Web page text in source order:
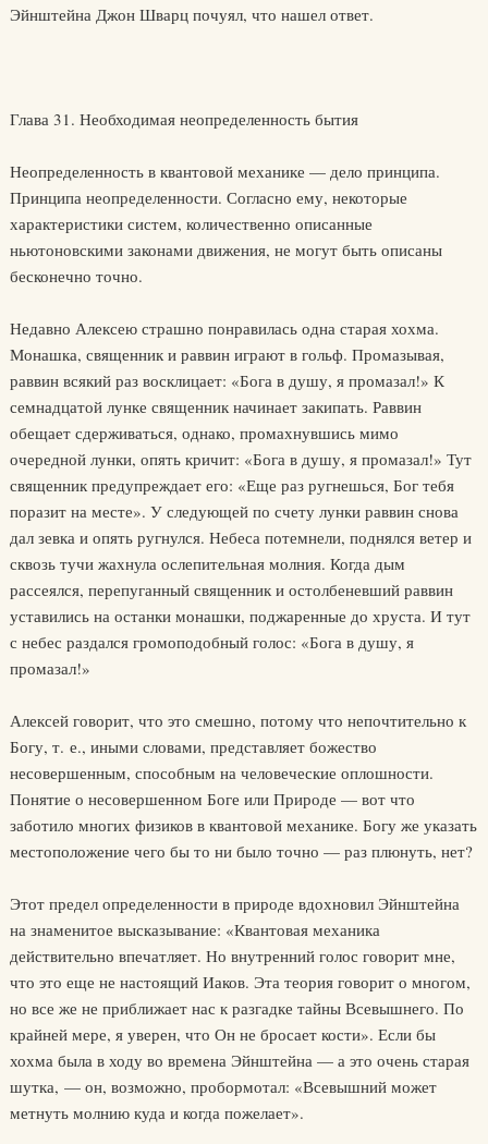
Эйнштейна Джон Шварц почуял, что нашел ответ.
Глава 31. Необходимая неопределенность бытия
Неопределенность в квантовой механике — дело принципа.
Принципа неопределенности. Согласно ему, некоторые
характеристики систем, количественно описанные
ньютоновскими законами движения, не могут быть описаны
бесконечно точно.
Недавно Алексею страшно понравилась одна старая хохма.
Монашка, священник и раввин играют в гольф. Промазывая,
раввин всякий раз восклицает: «Бога в душу, я промазал!» К
семнадцатой лунке священник начинает закипать. Раввин
обещает сдерживаться, однако, промахнувшись мимо
очередной лунки, опять кричит: «Бога в душу, я промазал!» Тут
священник предупреждает его: «Еще раз ругнешься, Бог тебя
поразит на месте». У следующей по счету лунки раввин снова
дал зевка и опять ругнулся. Небеса потемнели, поднялся ветер и
сквозь тучи жахнула ослепительная молния. Когда дым
рассеялся, перепуганный священник и остолбеневший раввин
уставились на останки монашки, поджаренные до хруста. И тут
с небес раздался громоподобный голос: «Бога в душу, я
промазал!»
Алексей говорит, что это смешно, потому что непочтительно к
Богу, т. е., иными словами, представляет божество
несовершенным, способным на человеческие оплошности.
Понятие о несовершенном Боге или Природе — вот что
заботило многих физиков в квантовой механике. Богу же указать
местоположение чего бы то ни было точно — раз плюнуть, нет?
Этот предел определенности в природе вдохновил Эйнштейна
на знаменитое высказывание: «Квантовая механика
действительно впечатляет. Но внутренний голос говорит мне,
что это еще не настоящий Иаков. Эта теория говорит о многом,
но все же не приближает нас к разгадке тайны Всевышнего. По
крайней мере, я уверен, что Он не бросает кости». Если бы
хохма была в ходу во времена Эйнштейна — а это очень старая
шутка, — он, возможно, пробормотал: «Всевышний может
метнуть молнию куда и когда пожелает».